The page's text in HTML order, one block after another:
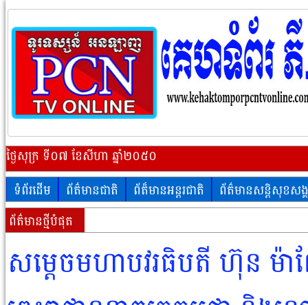
ថ្ងៃសុក្រ ទី០៧ ខែសីហា ឆ្នាំ២០៥០
ទំព័រដើម
ព័ត៌មានជាតិ ព័ត៏មានអន្តរជាតិ
ព័ត៌មានសន្តិសុខសង្
ព័ត៌មានថ្មីបំផុត
សម្តេចមហាបវរធិបតី ហ៊ុន ម៉ា